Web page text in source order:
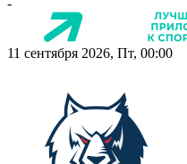
-
11 сентября 2026, Пт, 00:00